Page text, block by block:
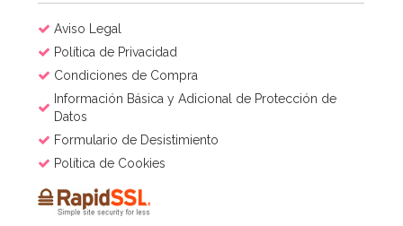
Aviso Legal
Política de Privacidad
Condiciones de Compra
Información Básica y Adicional de Protección de
Datos
Formulario de Desistimiento
Política de Cookies